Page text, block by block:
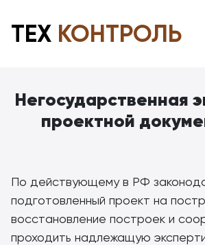
ТЕХ КОНТРОЛЬ
Негосударственная
проектной
По действующему в РФ
подготовленный проект на
восстановление построек и
проходить надлежащую